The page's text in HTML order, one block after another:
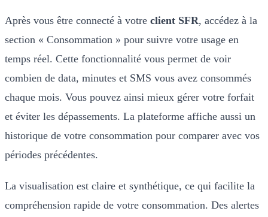
Après vous être connecté à votre client SFR, accédez à la
section « Consommation » pour suivre votre usage en
temps réel. Cette fonctionnalité vous permet de voir
combien de data, minutes et SMS vous avez consommés
chaque mois. Vous pouvez ainsi mieux gérer votre forfait
et éviter les dépassements. La plateforme affiche aussi un
historique de votre consommation pour comparer avec vos
périodes précédentes.
La visualisation est claire et synthétique, ce qui facilite la
compréhension rapide de votre consommation. Des alertes